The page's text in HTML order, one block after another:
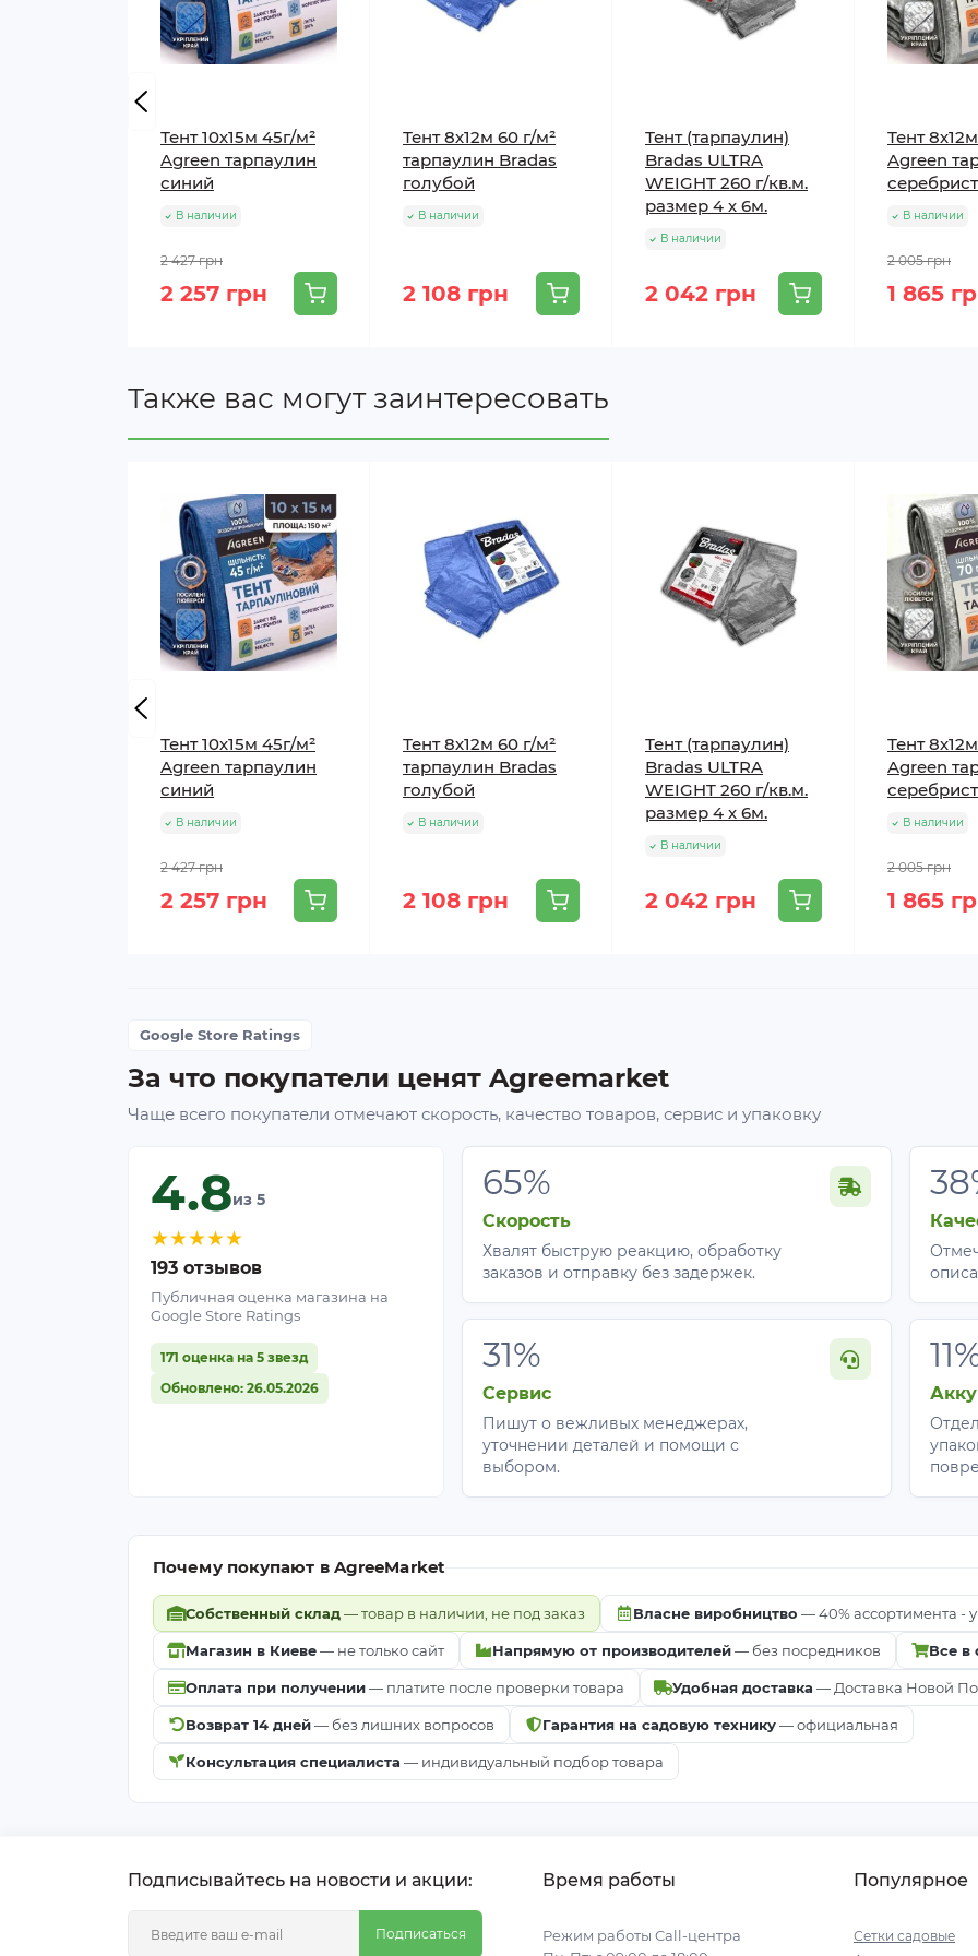
Тент 10х15м 45г/м²
Agreen тарпаулин
синий
В наличии
2 427 грн
2 257 грн
Тент 8х12м 60 г/м²
тарпаулин Bradas
голубой
В наличии
2 108 грн
Тент (тарпаулин)
Bradas ULTRA
WEIGHT 260 г/кв.м.
размер 4 х 6м.
В наличии
2 042 грн
Тент
Agreen
В наличии
2 005 грн
1 865
Также вас могут заинтересовать
Тент 10х15м 45г/м²
Agreen тарпаулин
синий
В наличии
2 427 грн
2 257 грн
Тент 8х12м 60 г/м²
тарпаулин Bradas
голубой
В наличии
2 108 грн
Тент (тарпаулин)
Bradas ULTRA
WEIGHT 260 г/кв.м.
размер 4 х 6м.
В наличии
2 042 грн
Тент
Agreen
В наличии
2 005 грн
1 865
Google Store Ratings
За что покупатели ценят Agreemarket
Чаще всего покупатели отмечают скорость, качество товаров, сервис и упаковку
4.8из 5
★★★★★
193 отзывов
Публичная оценка магазина на
Google Store Ratings
171 оценка на 5 звезд
Обновлено: 26.05.2026
65%
Скорость
Хвалят быструю реакцию, обработку
заказов и отправку без задержек.
31%
Сервис
Пишут о вежливых менеджерах,
уточнении деталей и помощи с
выбором.
Почему покупают в AgreeMarket
Собственный склад— товар в наличии, не под заказ Власне виробництво — 40% ассортимента -
Магазин в Киеве— не только сайт Напрямую от производителей— без посредников Все в
Оплата при получении— платите после проверки товара Удобная доставка — Доставка Новой
Возврат 14 дней— без лишних вопросов Гарантия на садовую технику— официальная
Консультация специалиста — индивидуальный подбор товара
Подписывайтесь на новости и акции:
Подписаться
Время работы
Режим работы Call-центра
Популярное
Сетки садовые